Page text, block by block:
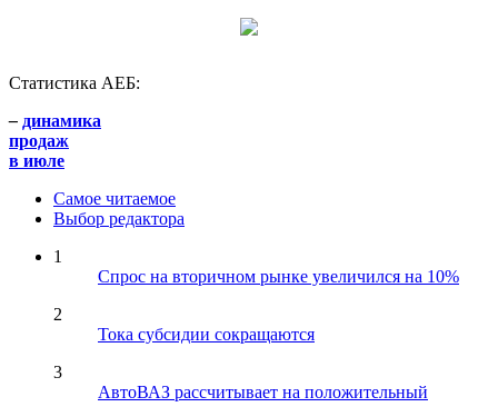
Статистика АЕБ:
– динамика
продаж
в июле
Самое читаемое
Выбор редактора
1
Спрос на вторичном рынке увеличился на 10%
2
Тока субсидии сокращаются
3
АвтоВАЗ рассчитывает на положительный